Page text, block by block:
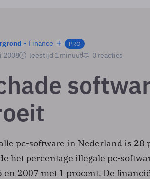
Finance PRO
2008 leestijd 1 minuut 0 reacties
pc-software in Nederland is 28
het percentage illegale pc-
en 2007 met 1 procent. De